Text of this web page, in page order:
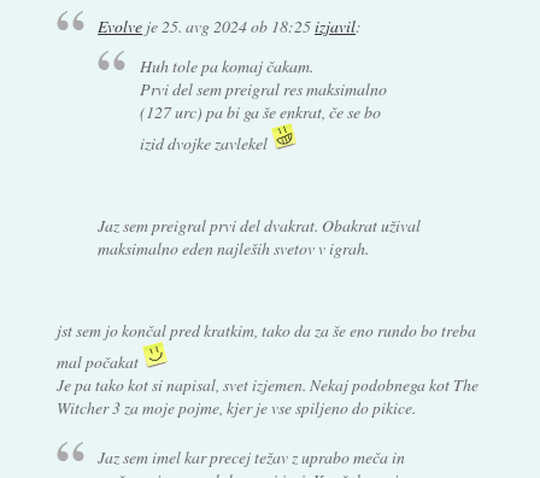
Evolve je 25. avg 2024 ob 18:25izjavil:
Huh tole pa komaj čakam.
Prvi del sem preigral res maksimalno
(127 urc) pa bi ga še enkrat, če se bo
izid dvojke zavlekel
Jaz sem preigral prvi del dvakrat. Obakrat užival
maksimalno eden najleših svetov v igrah.
jst sem jo končal pred kratkim, tako da za še eno rundo bo treba
mal počakat
Je pa tako kot si napisal, svet izjemen. Nekaj podobnega kot The
Witcher 3 za moje pojme, kjer je vse spiljeno do pikice.
Jaz sem imel kar precej težav z uprabo meča in